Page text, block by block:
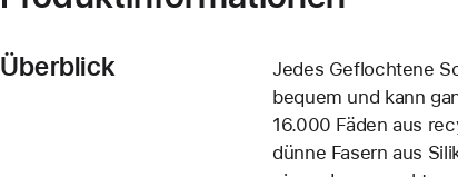
Überblick
Jedes Geflochtene
bequem und kann
16.000 Fäden aus
dünne Fasern aus